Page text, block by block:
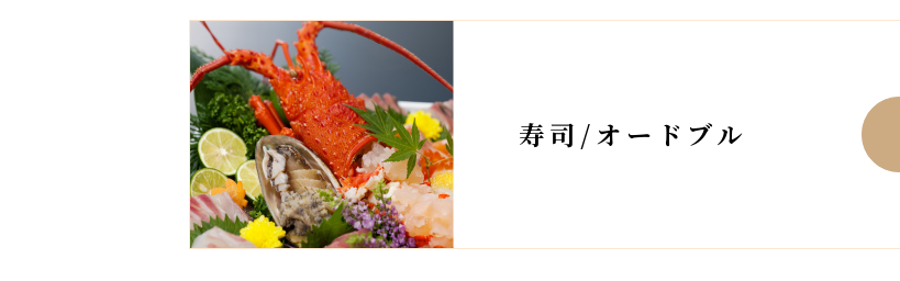
寿司/オードブル